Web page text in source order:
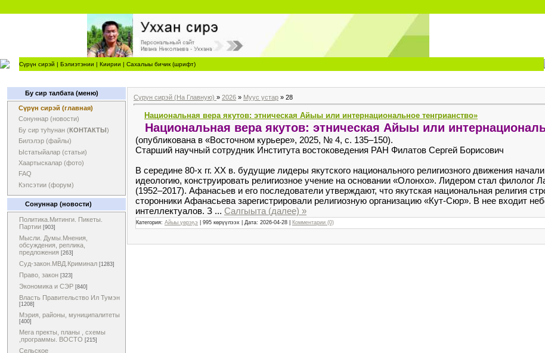
Сүрүн сирэй | Бэлиэтэнии | Киирии | Сахалыы бичик (шрифт)
Бу сир талбата (меню)
Сүрүн сирэй (главная)
Сонуннар (новости)
Бу сир туһунан (КОНТАКТЫ)
Билэлэр (файлы)
Ыстатыйалар (статьи)
Хаартыскалар (фото)
FAQ
Кэпсэтии (форум)
Сонуннар (новости)
Политика.Митинги. Пикеты.
Партии [903]
Мысли. Думы.Мнения,
обсуждения, реплика,
предложения [263]
Суд-закон.МВД.Криминал [1283]
Право, закон [323]
Экономика и СЭР [840]
Власть Правительство Ил Тумэн
[1208]
Мэрия, районы, муниципалитеты
[400]
Мега пректы, планы , схемы
,программы. ВОСТО [215]
Сельское
Сүрүн сирэй (На Главную) » 2026 » Муус устар » 28
Национальная вера якутов: этническая Айыы или интернациональное тенгрианство»
Национальная вера якутов: этническая Айыы или
(опубликована в «Восточном курьере», 2025, № 4, с. 135–150).
Старший научный сотрудник Института востоковедения РАН Филатов Сергей Борисович
В середине 80-х гг. ХХ в. будущие лидеры якутского национального религиозного движения
идеологию, конструировать религиозное учение на основании «Олонхо». Лидером стал филолог
(1952–2017). Афанасьев и его последователи утверждают, что якутская национальная религия
сторонники Афанасьева зарегистрировали религиозную организацию «Кут-Сюр». В нее входит
интеллектуалов. З ... Салгыыта (далее) »
Категория: Айыы үөрэҕэ | 995 көрүүлээх | Дата: 2026-04-28 Комментарии (0)